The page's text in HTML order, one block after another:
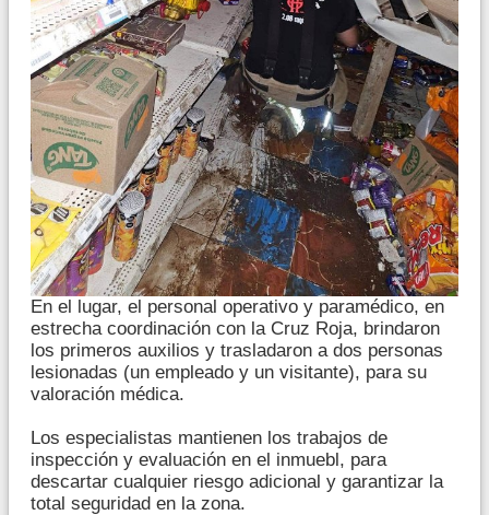
En el lugar, el personal operativo y paramédico, en
estrecha coordinación con la Cruz Roja, brindaron
los primeros auxilios y trasladaron a dos personas
lesionadas (un empleado y un visitante), para su
valoración médica.
Los especialistas mantienen los trabajos de
inspección y evaluación en el inmuebl, para
descartar cualquier riesgo adicional y garantizar la
total seguridad en la zona.